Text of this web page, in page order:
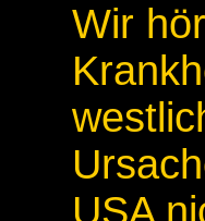
Wir
USA